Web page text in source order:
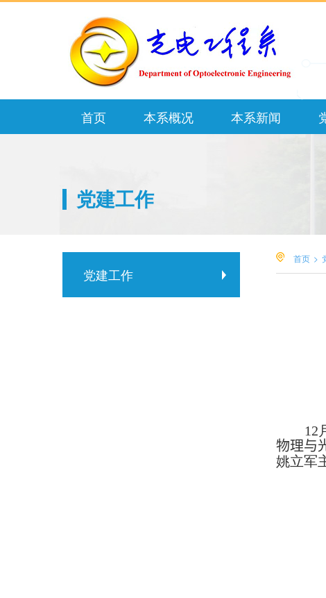
首页 本系概况 本系新闻
党建工作
党建工作
首页 >
12
物理与
姚立军